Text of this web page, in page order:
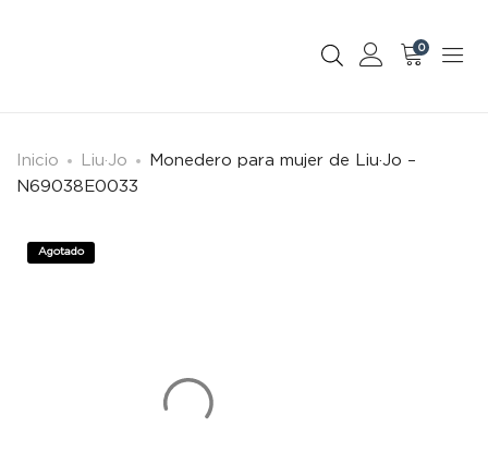
0
Inicio Liu·Jo
Monedero para mujer de Liu·Jo –
N69038E0033
Agotado